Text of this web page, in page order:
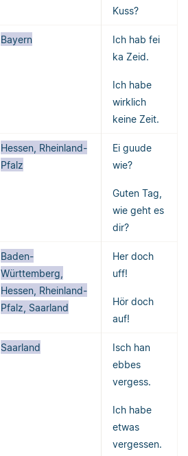
Kuss?
Bayern
Ich hab fei
ka Zeid.
Ich habe
wirklich
keine Zeit.
Hessen, Rheinland-
Pfalz
Ei guude
wie?
Guten Tag,
wie geht es
dir?
Baden-
Württemberg,
Hessen, Rheinland-
Pfalz, Saarland
Her doch
uff!
Hör doch
auf!
Saarland
Isch han
ebbes
vergess.
Ich habe
etwas
vergessen.